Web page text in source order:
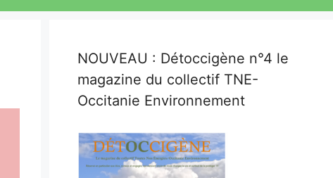
NOUVEAU : Détoccigène n°4 le
magazine du collectif TNE-
Occitanie Environnement